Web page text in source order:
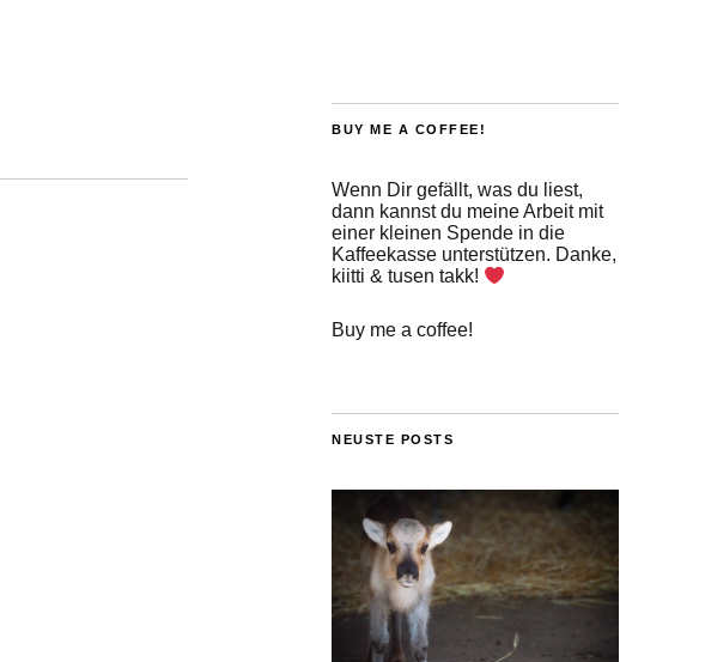
BUY ME A COFFEE!
Wenn Dir gefällt, was du liest,
dann kannst du meine Arbeit mit
einer kleinen Spende in die
Kaffeekasse unterstützen. Danke,
kiitti & tusen takk!
Buy me a coffee!
NEUSTE POSTS